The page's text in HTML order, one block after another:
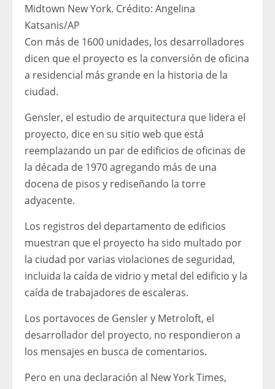
Midtown New York. Crédito: Angelina
Katsanis/AP
Con más de 1600 unidades, los desarrolladores
dicen que el proyecto es la conversión de oficina
a residencial más grande en la historia de la
ciudad.
Gensler, el estudio de arquitectura que lidera el
proyecto, dice en su sitio web que está
reemplazando un par de edificios de oficinas de
la década de 1970 agregando más de una
docena de pisos y rediseñando la torre
adyacente.
Los registros del departamento de edificios
muestran que el proyecto ha sido multado por
la ciudad por varias violaciones de seguridad,
incluida la caída de vidrio y metal del edificio y la
caída de trabajadores de escaleras.
Los portavoces de Gensler y Metroloft, el
desarrollador del proyecto, no respondieron a
los mensajes en busca de comentarios.
Pero en una declaración al New York Times,